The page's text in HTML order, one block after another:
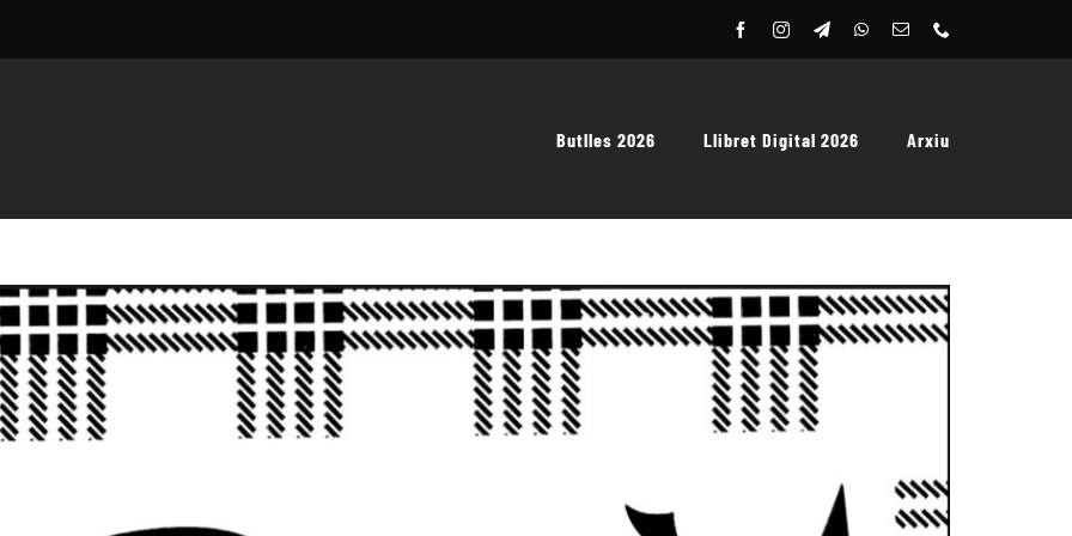
Butlles 2026 Llibret Digital 2026 Arxiu